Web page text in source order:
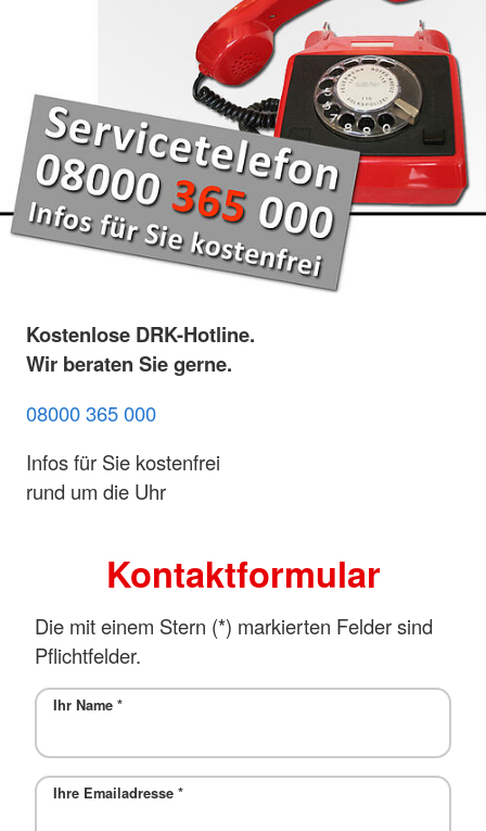
Kostenlose DRK-Hotline.
Wir beraten Sie gerne.
08000 365 000
Infos für Sie kostenfrei
rund um die Uhr
Kontaktformular
Die mit einem Stern (*) markierten Felder sind
Pflichtfelder.
Ihr Name *
Ihre Emailadresse *